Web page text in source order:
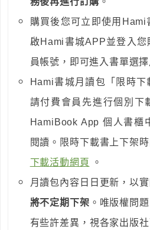
購買後您可立即使用Hami
啟Hami書城APP並登入
員帳號，即可進入書單選
Hami書城月讀包「限時下
請付費會員先進行個別下
HamiBook App 個人書櫃
閱讀。限時下載書上下架
下載活動網頁
。
月讀包內容日日更新，以實
將不定期下架 。唯版權問
有些許差異，視各家出版